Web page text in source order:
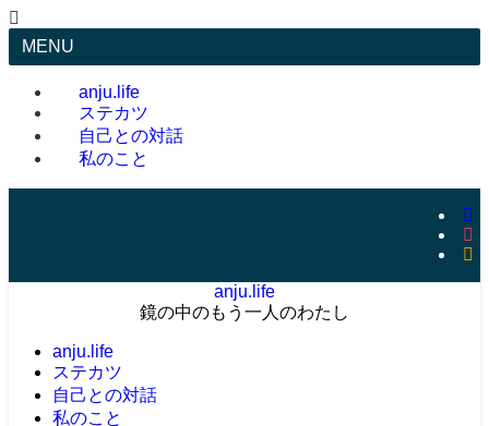
MENU
anju.life
ステカツ
自己との対話
私のこと
anju.life
鏡の中のもう一人のわたし
anju.life
ステカツ
自己との対話
私のこと